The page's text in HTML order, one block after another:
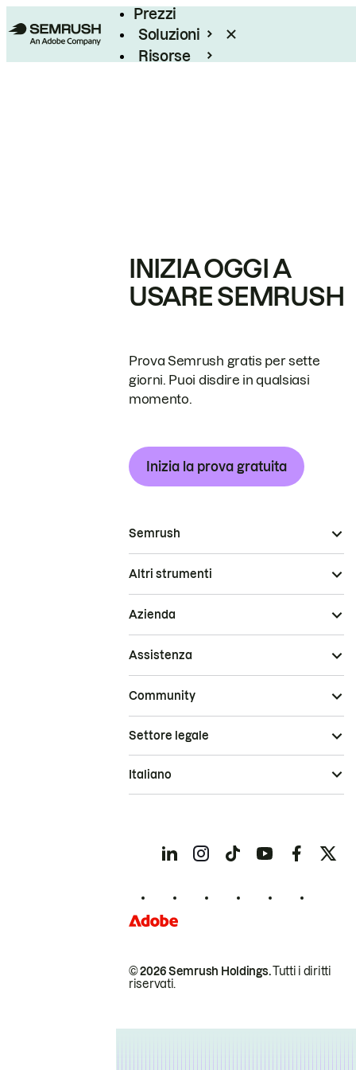
Prezzi
Soluzioni
Risorse
INIZIA OGGI A
USARE SEMRUSH
Prova Semrush gratis per sette
giorni. Puoi disdire in qualsiasi
momento.
Inizia la prova gratuita
Semrush
Altri strumenti
Azienda
Assistenza
Community
© 2026 Semrush Holdings.Tutti i diritti
riservati.
Settore legale
Italiano